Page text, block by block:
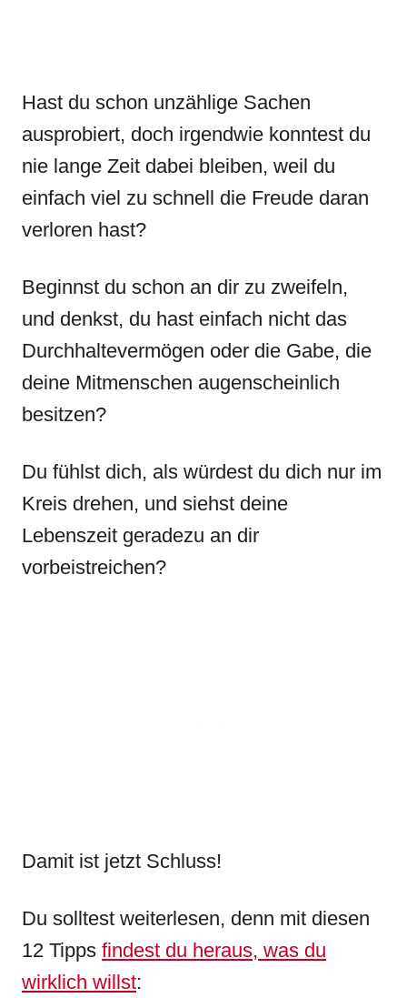
Hast du schon unzählige Sachen
ausprobiert, doch irgendwie konntest du
nie lange Zeit dabei bleiben, weil du
einfach viel zu schnell die Freude daran
verloren hast?
Beginnst du schon an dir zu zweifeln,
und denkst, du hast einfach nicht das
Durchhaltevermögen oder die Gabe, die
deine Mitmenschen augenscheinlich
besitzen?
Du fühlst dich, als würdest du dich nur im
Kreis drehen, und siehst deine
Lebenszeit geradezu an dir
vorbeistreichen?
Damit ist jetzt Schluss!
Du solltest weiterlesen, denn mit diesen
12 Tipps findest du heraus, was du
wirklich willst: